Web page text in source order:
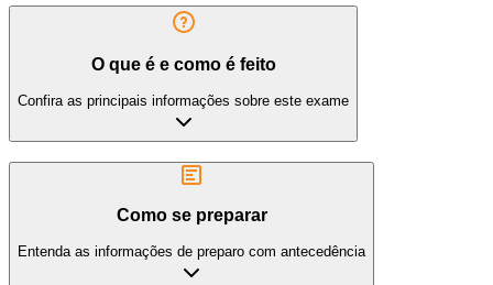
O que é e como é feito
Confira as principais informações sobre este exame
Como se preparar
Entenda as informações de preparo com antecedência